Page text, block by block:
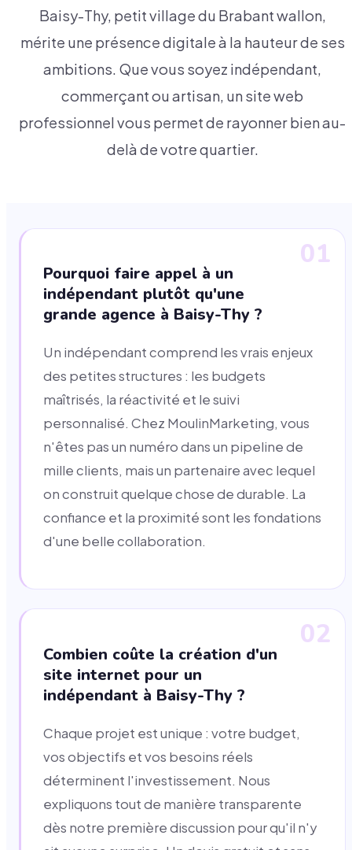
Baisy-Thy, petit village du Brabant wallon,
mérite une présence digitale à la hauteur de ses
ambitions. Que vous soyez indépendant,
commerçant ou artisan, un site web
professionnel vous permet de rayonner bien au-
delà de votre quartier.
01
Pourquoi faire appel à un
indépendant plutôt qu'une
grande agence à Baisy-Thy ?
Un indépendant comprend les vrais enjeux
des petites structures : les budgets
maîtrisés, la réactivité et le suivi
personnalisé. Chez MoulinMarketing, vous
n'êtes pas un numéro dans un pipeline de
mille clients, mais un partenaire avec lequel
on construit quelque chose de durable. La
confiance et la proximité sont les fondations
d'une belle collaboration.
02
Combien coûte la création d'un
site internet pour un
indépendant à Baisy-Thy ?
Chaque projet est unique : votre budget,
vos objectifs et vos besoins réels
déterminent l'investissement. Nous
expliquons tout de manière transparente
dès notre première discussion pour qu'il n'y